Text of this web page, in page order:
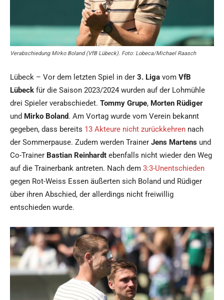
Verabschiedung Mirko Boland (VfB Lübeck). Foto: Lobeca/Michael Raasch
Lübeck – Vor dem letzten Spiel in der 3. Liga vom VfB
Lübeck für die Saison 2023/2024 wurden auf der Lohmühle
drei Spieler verabschiedet. Tommy Grupe, Morten Rüdiger
und Mirko Boland. Am Vortag wurde vom Verein bekannt
gegeben, dass bereits 13 Akteure nicht zurückkehren nach
der Sommerpause. Zudem werden Trainer Jens Martens und
Co-Trainer Bastian Reinhardt ebenfalls nicht wieder den Weg
auf die Trainerbank antreten. Nach dem 3:3-Unentschieden
gegen Rot-Weiss Essen äußerten sich Boland und Rüdiger
über ihren Abschied, der allerdings nicht freiwillig
entschieden wurde.